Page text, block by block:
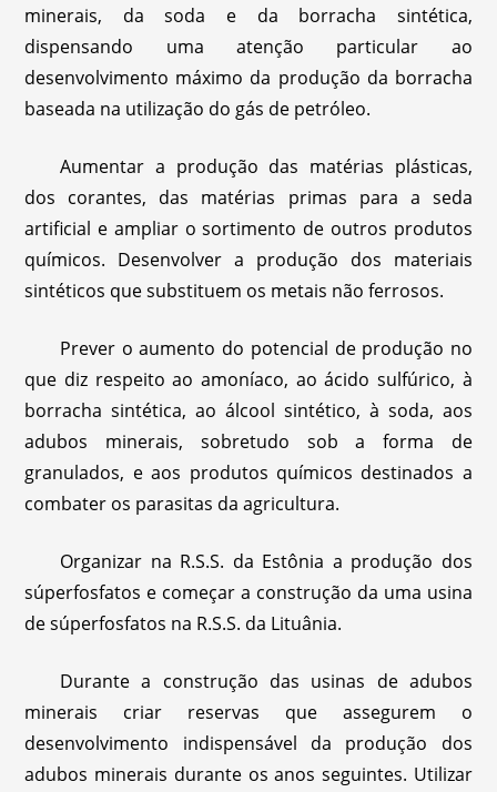
minerais, da soda e da borracha sintética,
dispensando uma atenção particular ao
desenvolvimento máximo da produção da borracha
baseada na utilização do gás de petróleo.
Aumentar a produção das matérias plásticas,
dos corantes, das matérias primas para a seda
artificial e ampliar o sortimento de outros produtos
químicos. Desenvolver a produção dos materiais
sintéticos que substituem os metais não ferrosos.
Prever o aumento do potencial de produção no
que diz respeito ao amoníaco, ao ácido sulfúrico, à
borracha sintética, ao álcool sintético, à soda, aos
adubos minerais, sobretudo sob a forma de
granulados, e aos produtos químicos destinados a
combater os parasitas da agricultura.
Organizar na R.S.S. da Estônia a produção dos
súperfosfatos e começar a construção da uma usina
de súperfosfatos na R.S.S. da Lituânia.
Durante a construção das usinas de adubos
minerais criar reservas que assegurem o
desenvolvimento indispensável da produção dos
adubos minerais durante os anos seguintes. Utilizar